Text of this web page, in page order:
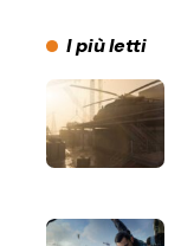
I più letti